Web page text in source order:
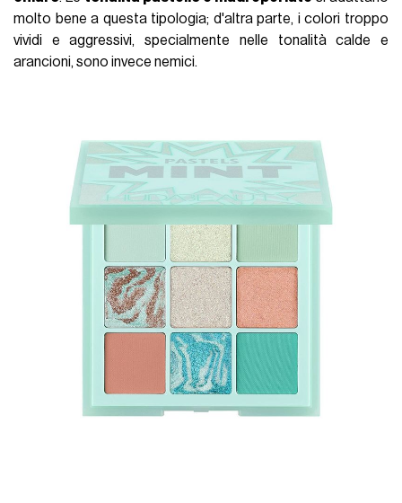
molto bene a questa tipologia; d'altra parte, i colori troppo
vividi e aggressivi, specialmente nelle tonalità calde e
arancioni, sono invece nemici.